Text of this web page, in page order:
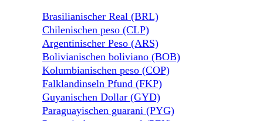
Brasilianischer Real (BRL)
Chilenischen peso (CLP)
Argentinischer Peso (ARS)
Bolivianischen boliviano (BOB)
Kolumbianischen peso (COP)
Falklandinseln Pfund (FKP)
Guyanischen Dollar (GYD)
Paraguayischen guarani (PYG)